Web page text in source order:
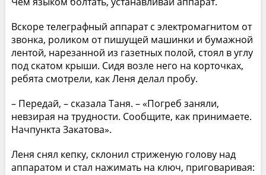
Вскоре телеграфный аппарат с электромагнитом от
звонка, роликом от пишущей машинки и бумажной
лентой, нарезанной из газетных полой, стоял в углу
под скатом крыши. Сидя возле него на корточках,
ребята смотрели, как Леня делал пробу.
– Передай, – сказала Таня. – «Погреб заняли,
невзирая на трудности. Сообщите, как принимаете.
Начпункта Закатова».
Леня снял кепку, склонил стриженую голову над
аппаратом и стал нажимать на ключ, приговаривая: